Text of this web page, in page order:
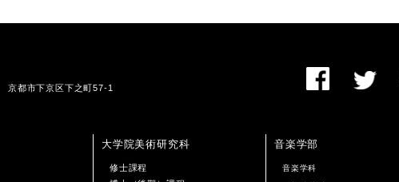
都市下京区下之町57-1
大学院美術研究科
修士課程
音楽学部
音楽学科